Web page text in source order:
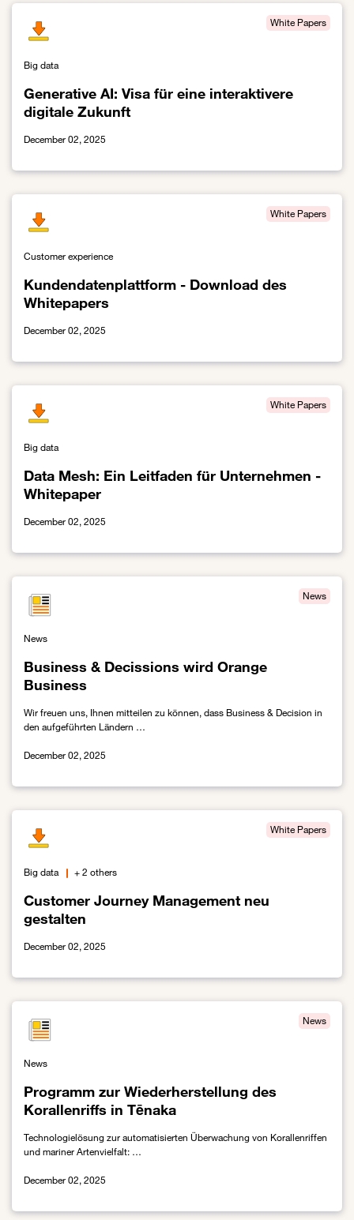
Generative AI: Visa für eine interaktivere
digitale Zukunft
White Papers
Big data
December 02, 2025
Link zur Generative AI: Visa für eine interaktivere digitale Zukunft
Kundendatenplattform - Download des
Whitepapers
White Papers
Customer experience
December 02, 2025
Data Mesh: Ein Leitfaden für Unternehmen -
Whitepaper
White Papers
Big data
December 02, 2025
Link zur Data Mesh: Ein Leitfaden für Unternehmen - Whitepaper
Business & Decissions wird Orange
Business
News
News
Wir freuen uns, Ihnen mitteilen zu können, dass Business & Decision in
den aufgeführten Ländern …
December 02, 2025
Customer Journey Management neu
gestalten
White Papers
Big data + 2 others
December 02, 2025
Programm zur Wiederherstellung des
Korallenriffs in Tēnaka
News
News
Technologielösung zur automatisierten Überwachung von Korallenriffen
und mariner Artenvielfalt: …
December 02, 2025
Link zur Programm zur Wiederherstellung des Korallenriffs in